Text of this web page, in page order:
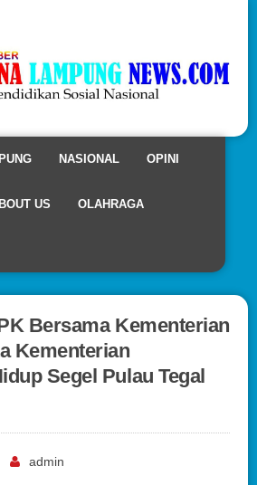
NASIONAL OPINI
US OLAHRAGA
Bersama Kementerian
Kementerian
Segel Pulau Tegal
admin